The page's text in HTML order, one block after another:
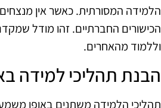
הלמידה המסורתית. כאשר אין
הכישורים החברתיים. זהו מודל
וללמוד מהאחרים.
הבנת תהליכי למידה
תהליכי הלמידה משתנים באופן